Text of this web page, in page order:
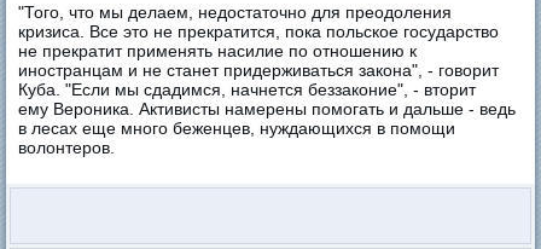
"Того, что мы делаем, недостаточно для преодоления
кризиса. Все это не прекратится, пока польское государство
не прекратит применять насилие по отношению к
иностранцам и не станет придерживаться закона", - говорит
Куба. "Если мы сдадимся, начнется беззаконие", - вторит
ему Вероника. Активисты намерены помогать и дальше - ведь
в лесах еще много беженцев, нуждающихся в помощи
волонтеров.